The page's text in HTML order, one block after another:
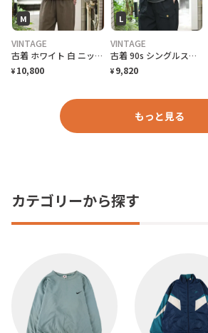
M
VINTAGE
古着 ホワイト 白 ニットポロ ポロシャツ 半袖ポロシャツ プルオーバー
¥ 10,800
L
VINTAGE
古着 90s シングルステッチ 大麻合法化運動 プリントTシャツ フェード
¥ 9,820
もっと見る
カテゴリーから探す